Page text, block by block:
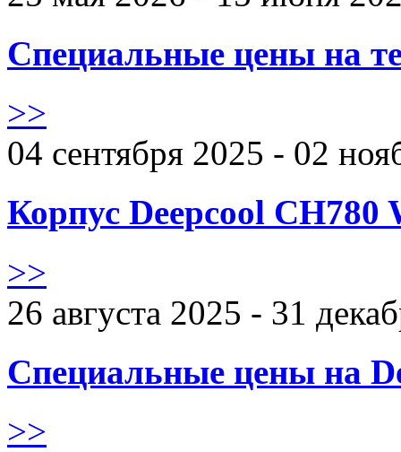
Специальные цены на
>>
04 сентября 2025 - 02
Корпус Deepcool CH780
>>
26 августа 2025 - 31
Специальные цены на
>>